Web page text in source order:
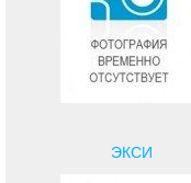
ЭКСИ